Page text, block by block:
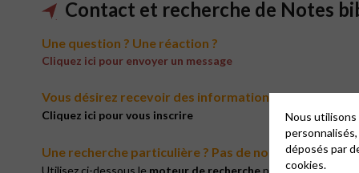
Contact et recherche de Notes
Une question ? Une réaction ?
Cliquez ici pour envoyer un message
Vous désirez recevoir des informations régulièressur
Cliquez ici pour vous inscrire
Une recherche particulière ? Pas de nouvelle
Utilisez ci-dessous le moteur de recherche pour trouver les
Nous
déposés par
cookies.